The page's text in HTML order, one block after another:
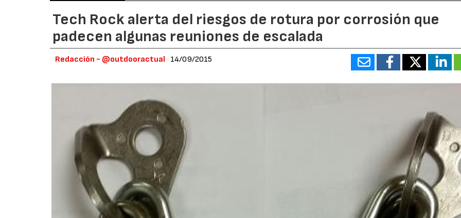
Tech Rock alerta del riesgos de rotura por corrosión que
padecen algunas reuniones de escalada
Redacción - @outdooractual 14/09/2015